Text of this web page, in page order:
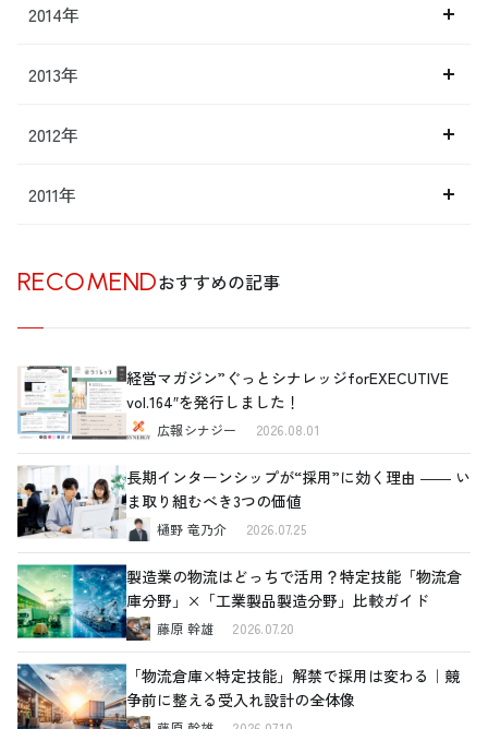
2014年
2013年
2012年
2011年
RECOMENDおすすめの記事
経営マガジン”ぐっとシナレッジforEXECUTIVE
vol.164″を発行しました！
広報シナジー 2026.08.01
長期インターンシップが“採用”に効く理由 ―― い
ま取り組むべき3つの価値
樋野 竜乃介 2026.07.25
製造業の物流はどっちで活用？特定技能「物流倉
庫分野」×「工業製品製造分野」比較ガイド
藤原 幹雄 2026.07.20
「物流倉庫×特定技能」解禁で採用は変わる｜競
争前に整える受入れ設計の全体像